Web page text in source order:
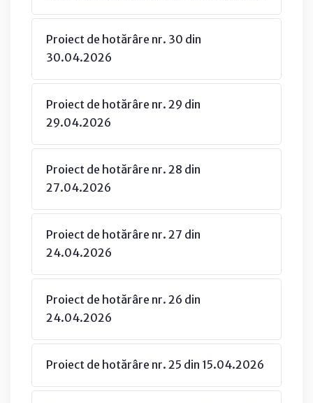
Proiect de hotărâre nr. 30 din
30.04.2026
Proiect de hotărâre nr. 29 din
29.04.2026
Proiect de hotărâre nr. 28 din
27.04.2026
Proiect de hotărâre nr. 27 din
24.04.2026
Proiect de hotărâre nr. 26 din
24.04.2026
Proiect de hotărâre nr. 25 din 15.04.2026